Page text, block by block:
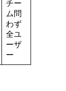
チー
ム問
わず
全ユ
ーザ
ー